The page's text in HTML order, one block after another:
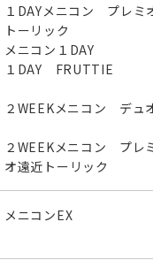
１DAYメニコン プレミ
トーリック
メニコン１DAY
１DAY FRUTTIE
２WEEKメニコン デュ
２WEEKメニコン プレ
オ遠近トーリック
メニコンEX